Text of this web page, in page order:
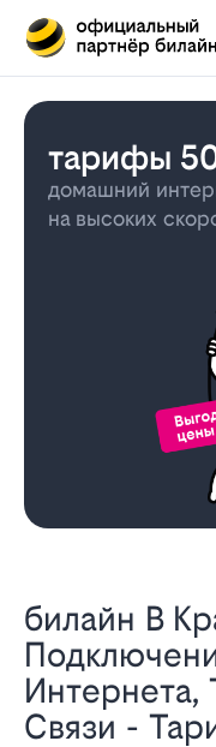
тарифы
домашний
на высоких
Билайн В Красном-на-Волге:
Связи -